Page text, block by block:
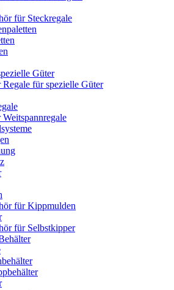
für Steckregale
Güter
für spezielle Güter
für Kippmulden
für Selbstkipper